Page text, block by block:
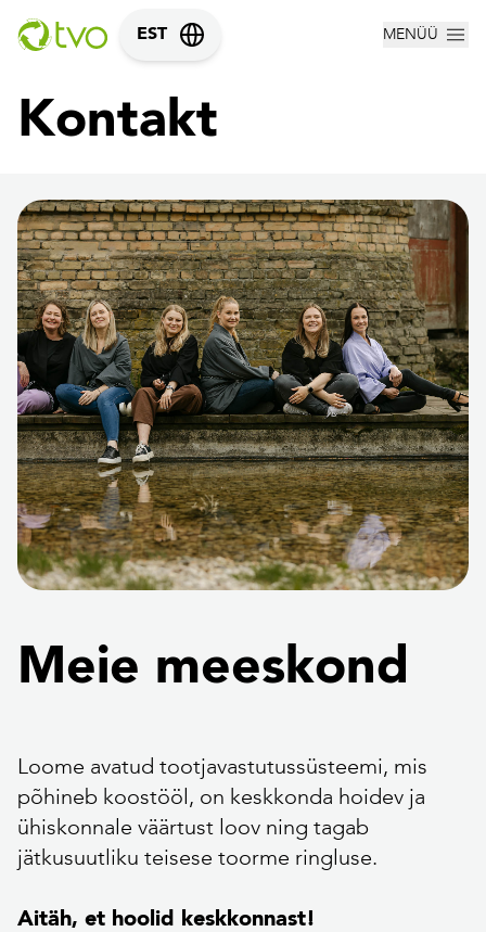
EST MENÜÜ
Kontakt
Meie meeskond
Loome avatud tootjavastutussüsteemi, mis
põhineb koostööl, on keskkonda hoidev ja
ühiskonnale väärtust loov ning tagab
jätkusuutliku teisese toorme ringluse.
Aitäh, et hoolid keskkonnast!